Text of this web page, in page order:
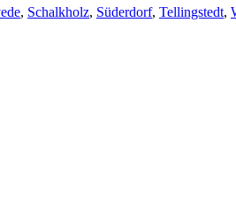
, Schalkholz, Süderdorf, Tellingstedt,